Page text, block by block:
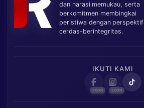
dan narasi memukau, serta
berkomitmen membingkai
peristiwa dengan perspektif
cerdas-berintegritas.
IKUTI KAMI